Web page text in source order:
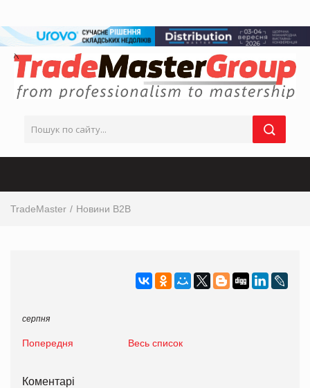
TradeMaster Новини B2B
серпня
Попередня Весь список
Коментарі